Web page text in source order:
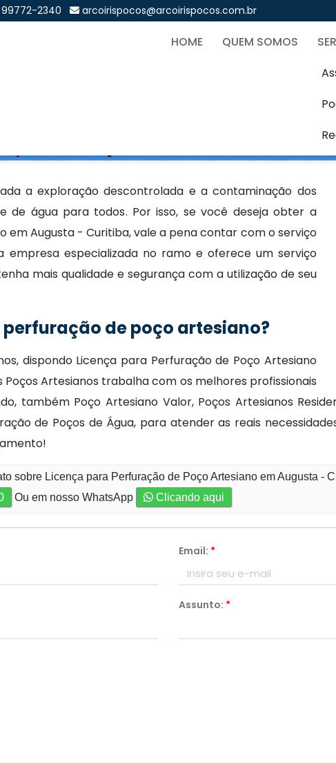
99772-2340 arcoirispocos@arcoirispocos.com.br
HOME QUEM SOMOS
de Poço Artesiano em
a exploração descontrolada e a contaminação dos
de água para todos. Por isso, se você deseja obter a
em Augusta - Curitiba, vale a pena contar com o serviço
empresa especializada no ramo e oferece um serviço
mais qualidade e segurança com a utilização de seu
de poço artesiano?
dispondo Licença para Perfuração de Poço Artesiano
Artesianos trabalha com os melhores profissionais
também Poço Artesiano Valor, Poços Artesianos
de Poços de Água, para atender as reais
sobre Licença para Perfuração de Poço Artesiano em Augusta -
Ou em nosso WhatsApp Clicando aqui
Email: *
Assunto: *